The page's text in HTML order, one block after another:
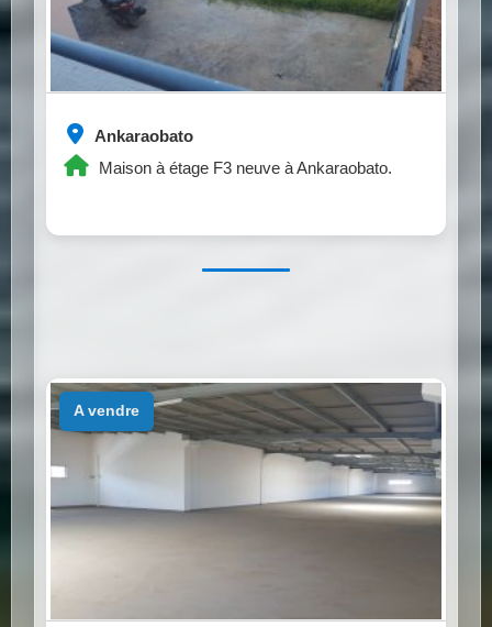
Ankaraobato
Maison à étage F3 neuve à Ankaraobato.
a vendre